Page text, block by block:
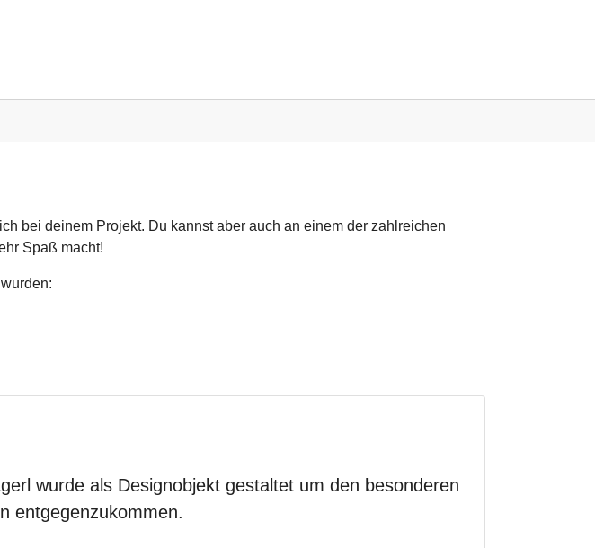
bei deinem Projekt. Du kannst aber auch an einem der zahlreichen
Spaß macht!
wurde als Designobjekt gestaltet um den besonderen
entgegenzukommen.